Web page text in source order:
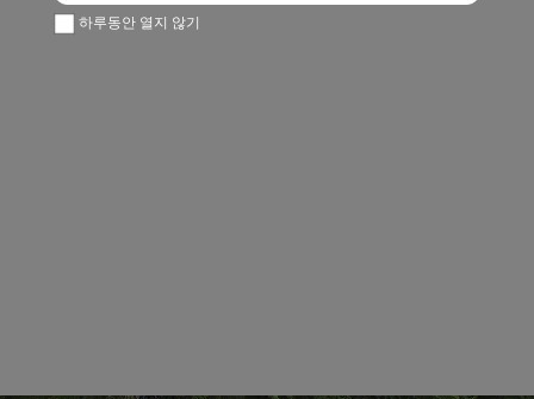
하루동안 열지 않기